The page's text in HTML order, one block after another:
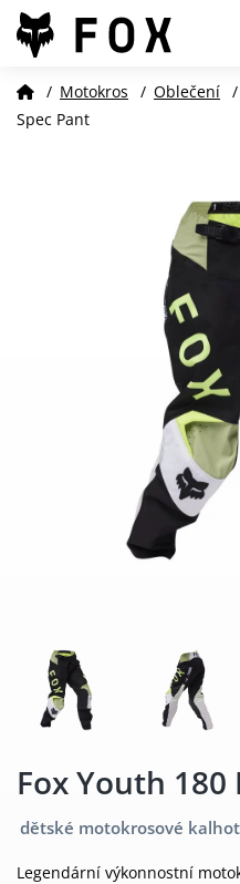
/ Motokros / Oblečení /
Spec Pant
Fox Youth 180
dětské motokrosové
Legendární výkonnostní